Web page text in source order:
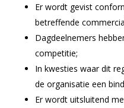
Er wordt gevist
betreffende
Dagdeelnemers
competitie;
In kwesties waar dit
de organisatie een
Er wordt uitsluitend